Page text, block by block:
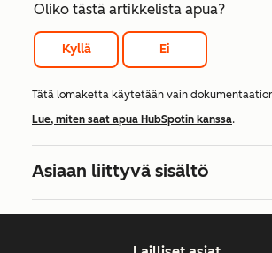
Oliko tästä artikkelista apua?
Kyllä Ei
Tätä lomaketta käytetään vain
Lue, miten saat apua HubSpotin kanssa.
Asiaan liittyvä sisältö